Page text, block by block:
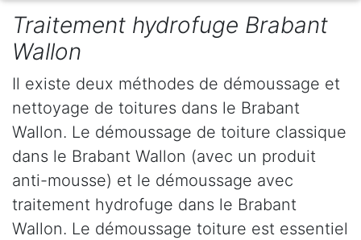
Traitement hydrofuge Brabant
Wallon
Il existe deux méthodes de démoussage et
nettoyage de toitures dans le Brabant
Wallon. Le démoussage de toiture classique
dans le Brabant Wallon (avec un produit
anti-mousse) et le démoussage avec
traitement hydrofuge dans le Brabant
Wallon. Le démoussage toiture est essentiel